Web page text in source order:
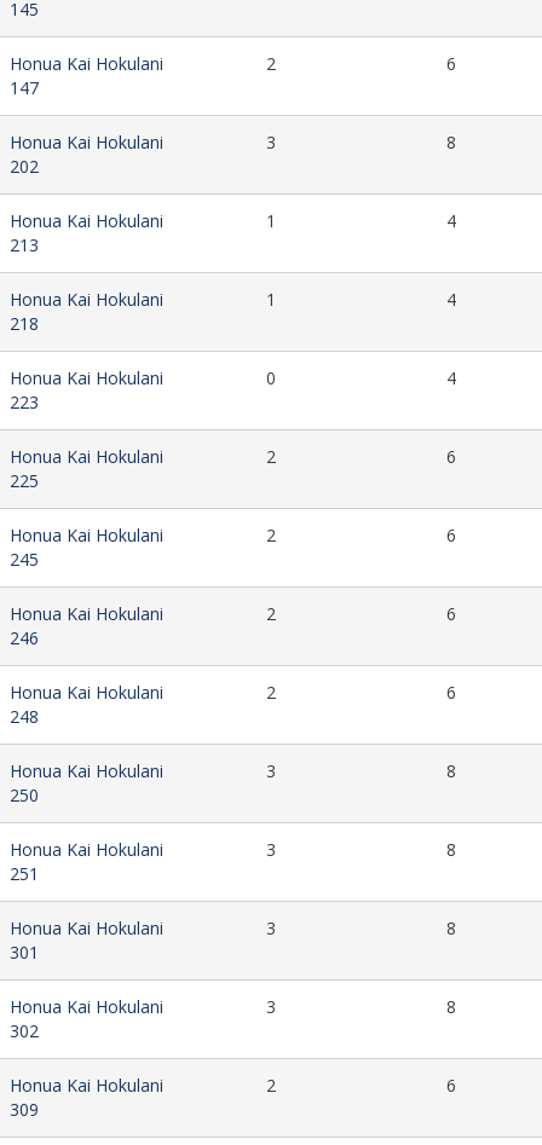
145
Honua Kai Hokulani
147
2 6
Honua Kai Hokulani
202
3 8
Honua Kai Hokulani
213
1 4
Honua Kai Hokulani
218
1 4
Honua Kai Hokulani
223
0 4
Honua Kai Hokulani
225
2 6
Honua Kai Hokulani
245
2 6
Honua Kai Hokulani
246
2 6
Honua Kai Hokulani
248
2 6
Honua Kai Hokulani
250
3 8
Honua Kai Hokulani
251
3 8
Honua Kai Hokulani
301
3 8
Honua Kai Hokulani
302
3 8
Honua Kai Hokulani
309
2 6